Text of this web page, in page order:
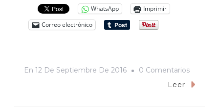
WhatsApp
Imprimir
Correo electrónico
En 12 De Septiembre De 2016 0 ComentariosEn
Mientras
Leer